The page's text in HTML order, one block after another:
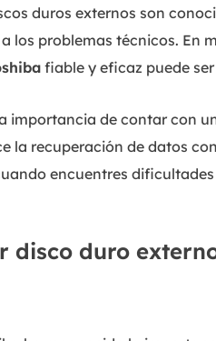
duros externos son
los problemas técnicos. En
fiable y eficaz puede
importancia de contar con
la recuperación de datos
encuentres
duro